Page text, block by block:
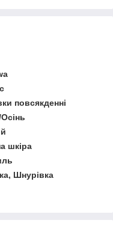
повсякденні
шкіра
Шнурівка